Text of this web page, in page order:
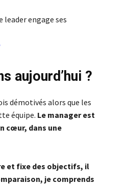
leader engage ses
aujourd’hui ?
démotivés alors que les
équipe. Le manager est
cœur, dans une
et fixe des objectifs, il
je comprends